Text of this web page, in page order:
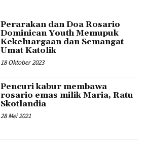
Perarakan dan Doa Rosario
Dominican Youth Memupuk
Kekeluargaan dan Semangat
Umat Katolik
18 Oktober 2023
Pencuri kabur membawa
rosario emas milik Maria, Ratu
Skotlandia
28 Mei 2021